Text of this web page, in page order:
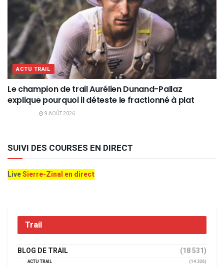
ACTU TRAIL
Le champion de trail Aurélien Dunand-Pallaz
explique pourquoi il déteste le fractionné à plat
9 AOÛT 2026
SUIVI DES COURSES EN DIRECT
LiveSierre-Zinal en direct
Trail
BLOG DE TRAIL (18 531)
ACTU TRAIL
(14 326)